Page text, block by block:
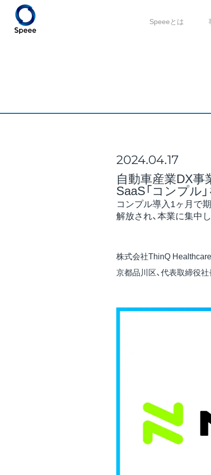
Speeeとは
2024.04.17
自動車産業DX事
SaaS「コンプル
コンプル導入1ヶ月で
解放され、本業に集中
株式会社ThinQ Healthcare
京都品川区、代表取締役社